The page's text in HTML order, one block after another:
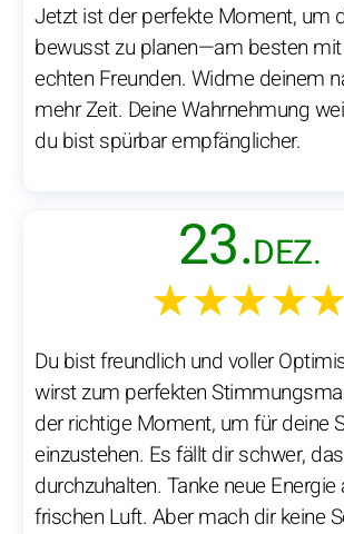
Jetzt ist der perfekte Moment, um
bewusst zu planen—am besten
echten Freunden. Widme deinem
mehr Zeit. Deine Wahrnehmung
du bist spürbar empfänglicher.
23.DEZ.
★★★★★
Du bist freundlich und voller
wirst zum perfekten
der richtige Moment, um für deine
einzustehen. Es fällt dir schwer,
durchzuhalten. Tanke neue Energie
frischen Luft. Aber mach dir keine